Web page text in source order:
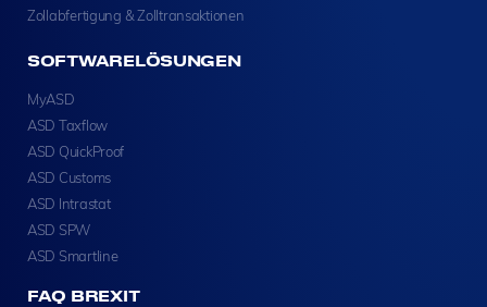
Zollabfertigung & Zolltransaktionen
SOFTWARELÖSUNGEN
MyASD
ASD Taxflow
ASD QuickProof
ASD Customs
ASD Intrastat
ASD SPW
ASD Smartline
FAQ BREXIT